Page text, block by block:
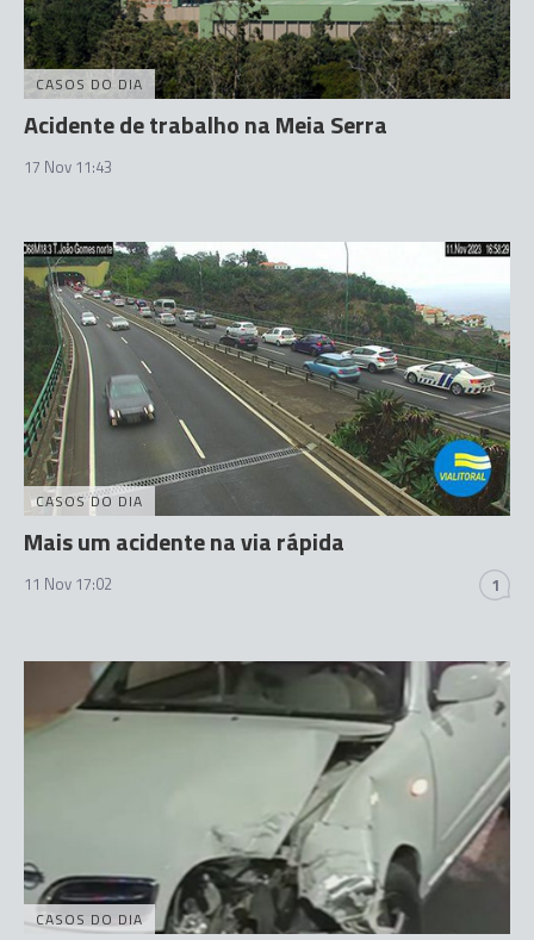
CASOS DO DIA
Acidente de trabalho na Meia Serra
17 Nov 11:43
CASOS DO DIA
Mais um acidente na via rápida
11 Nov 17:02 1
CASOS DO DIA